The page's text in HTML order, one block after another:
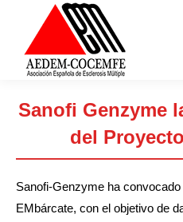
Sanofi Genzyme
del
Sanofi-Genzyme ha
EMbárcate, con el objetivo de